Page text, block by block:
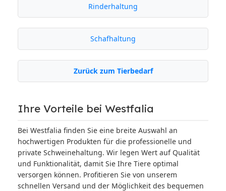
Rinderhaltung
Schafhaltung
Zurück zum Tierbedarf
Ihre Vorteile bei Westfalia
Bei Westfalia finden Sie eine breite Auswahl an
hochwertigen Produkten für die professionelle und
private Schweinehaltung. Wir legen Wert auf Qualität
und Funktionalität, damit Sie Ihre Tiere optimal
versorgen können. Profitieren Sie von unserem
schnellen Versand und der Möglichkeit des bequemen